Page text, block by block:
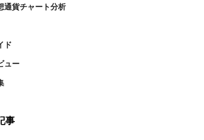
通貨チャート分析
ド
ュー
事